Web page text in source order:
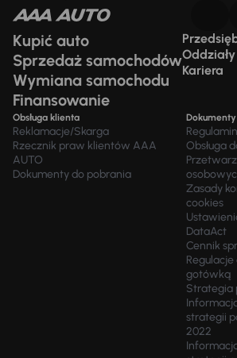
Kupić auto
Sprzedaż samochodów
Wymiana samochodu
Finansowanie
Oddziały
Kariera
Obsługa klienta
Reklamacje/Skarga
Rzecznik praw klientów AAA
AUTO
Dokumenty do pobrania
Obsługa
Zasady
cookies
DataAct
Cennik
Regulacje
gotówką
Strategia
strategii
2022